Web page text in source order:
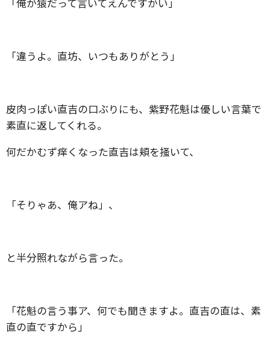
「違うよ。直坊、いつもありがとう」
皮肉っぽい直吉の口ぶりにも、紫野花魁は優しい言葉で
素直に返してくれる。
何だかむず痒くなった直吉は頬を掻いて、
「そりゃあ、俺アね」、
と半分照れながら言った。
「花魁の言う事ア、何でも聞きますよ。直吉の直は、素
直の直ですから」